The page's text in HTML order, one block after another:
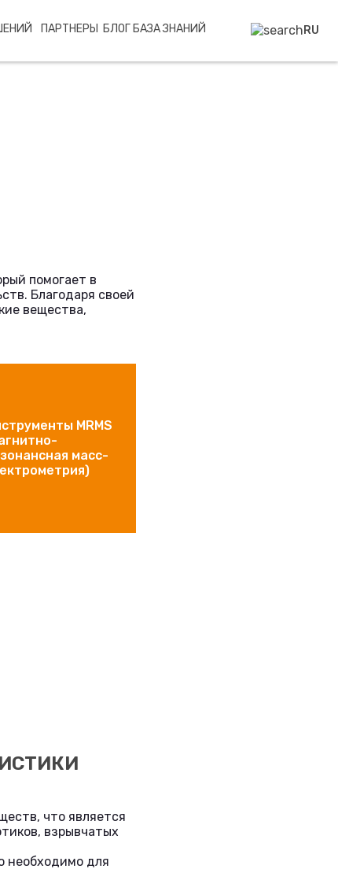
ПАРТНЕРЫ БЛОГ БАЗА ЗНАНИЙ RU
помогает в
Благодаря своей
вещества,
MRMS
масс-
что является
взрывчатых
необходимо для